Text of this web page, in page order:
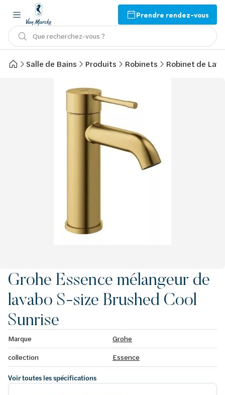
Prendre rendez-vous
Que recherchez-vous ?
Salle de Bains Produits Robinets Robinet de
Grohe Essence mélangeur de
lavabo S-size Brushed Cool
Sunrise
Marque
Grohe
collection
Essence
Voir toutes les spécifications